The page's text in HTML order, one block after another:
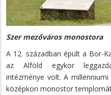
Szer mezőváros monostora
A 12. században épült a Bor-
az Alföld egykor
intézménye volt. A
középkori monostor